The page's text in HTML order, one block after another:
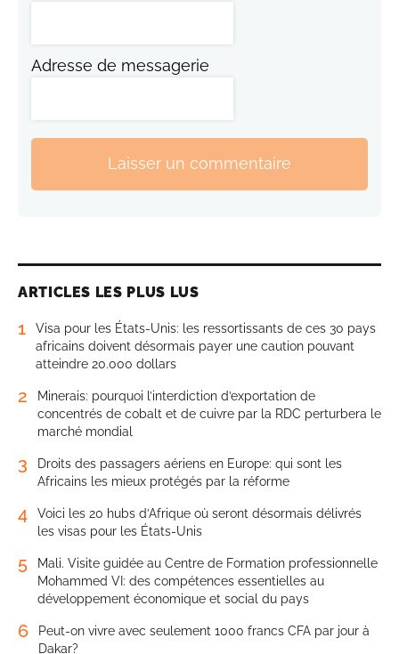
Adresse de messagerie
Laisser un commentaire
ARTICLES LES PLUS LUS
1
Visa pour les États-Unis: les ressortissants de ces 30 pays
africains doivent désormais payer une caution pouvant
atteindre 20.000 dollars
2
Minerais: pourquoi l’interdiction d’exportation de
concentrés de cobalt et de cuivre par la RDC perturbera le
marché mondial
3
Droits des passagers aériens en Europe: qui sont les
Africains les mieux protégés par la réforme
4
Voici les 20 hubs d’Afrique où seront désormais délivrés
les visas pour les États-Unis
5
Mali. Visite guidée au Centre de Formation professionnelle
Mohammed VI: des compétences essentielles au
développement économique et social du pays
6
Peut-on vivre avec seulement 1000 francs CFA par jour à
Dakar?